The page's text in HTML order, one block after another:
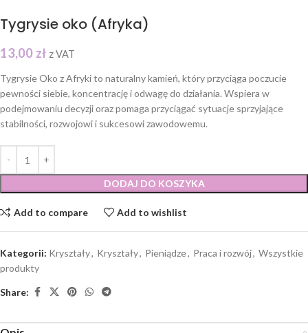
Tygrysie oko (Afryka)
13,00 zł z VAT
Tygrysie Oko z Afryki to naturalny kamień, który przyciąga poczucie
pewności siebie, koncentrację i odwagę do działania. Wspiera w
podejmowaniu decyzji oraz pomaga przyciągać sytuacje sprzyjające
stabilności, rozwojowi i sukcesowi zawodowemu.
DODAJ DO KOSZYKA
Add to compare Add to wishlist
Kategorii: Kryształy, Kryształy, Pieniądze, Praca i rozwój, Wszystkie
produkty
Share: